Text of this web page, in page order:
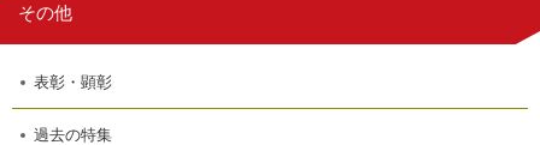
その他
表彰・顕彰
過去の特集